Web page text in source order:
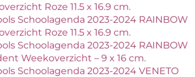
Roze 11.5 x 16.9 cm.
Schoolagenda 2023-2024 RAINBOW
Roze 11.5 x 16.9 cm.
Schoolagenda 2023-2024 RAINBOW
Weekoverzicht – 9 x 16 cm.
Schoolagenda 2023-2024 VENETO